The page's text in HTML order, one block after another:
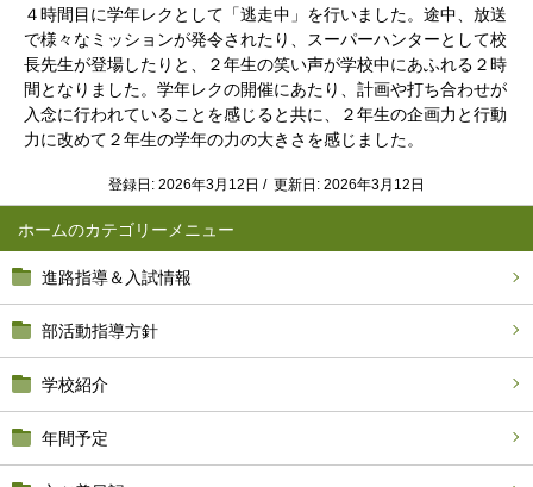
ホーム
進路指導＆入試情報
部活動指導方針
学校紹介
年間予定
４時間目に学年レクとして「逃走中」を行いました。途中、放送
で様々なミッションが発令されたり、スーパーハンターとして校
長先生が登場したりと、２年生の笑い声が学校中にあふれる２時
間となりました。学年レクの開催にあたり、計画や打ち合わせが
入念に行われていることを感じると共に、２年生の企画力と行動
力に改めて２年生の学年の力の大きさを感じました。
登録日: 2026年3月12日 / 更新日: 2026年3月12日